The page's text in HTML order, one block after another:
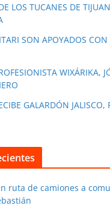
LOS TUCANES DE
SON APOYADOS
WIXÁRIKA,
GALARDÓN JALISCO,
ruta de camiones a